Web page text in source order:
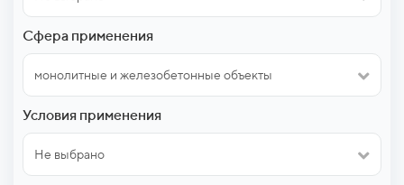
Сфера применения
монолитные и железобетонные объекты
Условия применения
Не выбрано